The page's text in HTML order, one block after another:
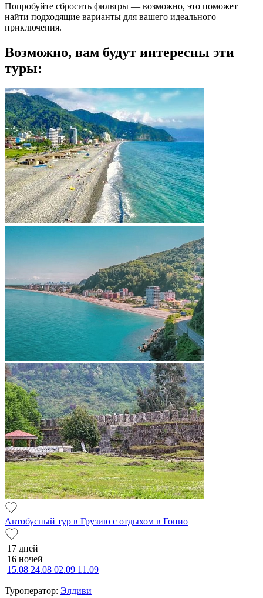
Попробуйте сбросить фильтры — возможно, это поможет
найти подходящие варианты для вашего идеального
приключения.
Возможно, вам будут интересны эти
туры:
Автобусный тур в Грузию с отдыхом в Гонио
17 дней
16 ночей
15.08 24.08 02.09 11.09
Туроператор: Элдиви